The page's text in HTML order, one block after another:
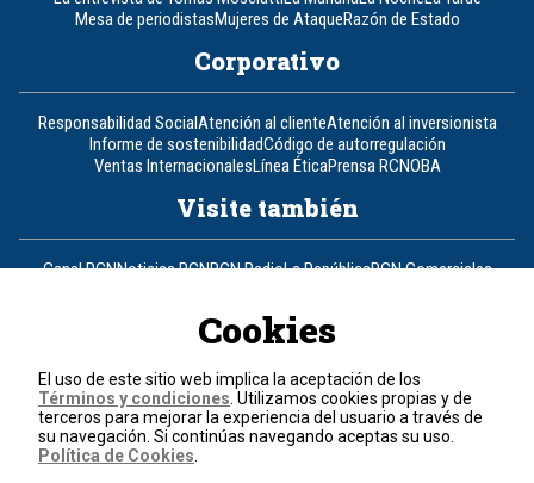
Mesa de periodistasMujeres de AtaqueRazón de Estado
Corporativo
Responsabilidad SocialAtención al clienteAtención al inversionista
Informe de sostenibilidadCódigo de autorregulación
Ventas InternacionalesLínea ÉticaPrensa RCNOBA
Visite también
Canal RCNNoticias RCNRCN RadioLa RepúblicaRCN Comerciales
Un producto de RCN Televisión
Teléfono+57 (601) 426 92 92
Cookies
El uso de este sitio web implica la aceptación de los
Términos y condiciones . Utilizamos cookies propias y de
terceros para mejorar la experiencia del usuario a través de
su navegación. Si continúas navegando aceptas su uso.
Política de Cookies